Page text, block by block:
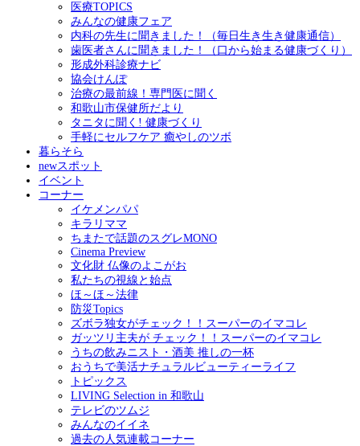
医療TOPICS
みんなの健康フェア
内科の先生に聞きました！（毎日生き生き健康通信）
歯医者さんに聞きました！（口から始まる健康づくり）
形成外科診療ナビ
協会けんぽ
治療の最前線！専門医に聞く
和歌山市保健所だより
タニタに聞く! 健康づくり
手軽にセルフケア 癒やしのツボ
暮らそら
newスポット
イベント
コーナー
イケメンパパ
キラリママ
ちまたで話題のスグレMONO
Cinema Preview
文化財 仏像のよこがお
私たちの視線と始点
ほ～ほ～法律
防災Topics
ズボラ独女がチェック！！スーパーのイマコレ
ガッツリ主夫が チェック！！スーパーのイマコレ
うちの飲みニスト・酒美 推しの一杯
おうちで美活ナチュラルビューティーライフ
トピックス
LIVING Selection in 和歌山
テレビのツムジ
みんなのイイネ
過去の人気連載コーナー